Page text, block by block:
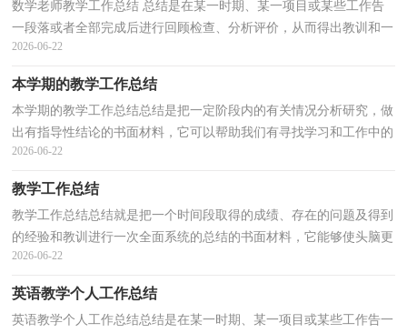
数学老师教学工作总结 总结是在某一时期、某一项目或某些工作告
一段落或者全部完成后进行回顾检查、分析评价，从而得出教训和一
些规律性认识的一种书面材料，它可以帮助我们有...
2026-06-22
本学期的教学工作总结
本学期的教学工作总结总结是把一定阶段内的有关情况分析研究，做
出有指导性结论的书面材料，它可以帮助我们有寻找学习和工作中的
规律，因此我们要做好归纳，写好总结。那么总结应该...
2026-06-22
教学工作总结
教学工作总结总结就是把一个时间段取得的成绩、存在的问题及得到
的经验和教训进行一次全面系统的总结的书面材料，它能够使头脑更
加清醒，目标更加明确，让我们一起认真地写一份总...
2026-06-22
英语教学个人工作总结
英语教学个人工作总结总结是在某一时期、某一项目或某些工作告一